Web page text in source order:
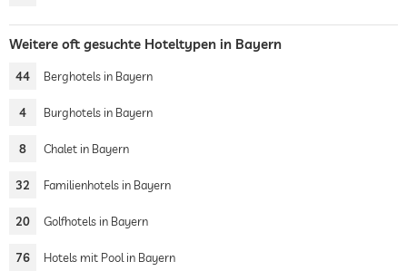
Weitere oft gesuchte Hoteltypen in Bayern
44 Berghotels in Bayern
4 Burghotels in Bayern
8 Chalet in Bayern
32 Familienhotels in Bayern
20 Golfhotels in Bayern
76 Hotels mit Pool in Bayern